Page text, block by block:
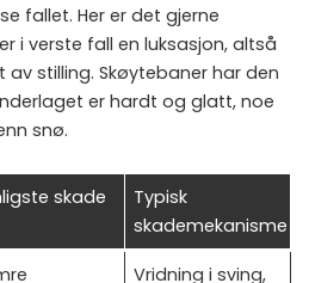
fallet. Her er det gjerne
i verste fall en luksasjon, altså
stilling. Skøytebaner har den
er hardt og glatt, noe
snø.
skade
Typisk
skademekanisme
Vridning i sving,